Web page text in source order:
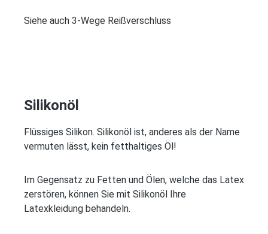
Siehe auch 3-Wege Reißverschluss
Silikonöl
Flüssiges Silikon. Silikonöl ist, anderes als der Name
vermuten lässt, kein fetthaltiges Öl!
Im Gegensatz zu Fetten und Ölen, welche das Latex
zerstören, können Sie mit Silikonöl Ihre
Latexkleidung behandeln.